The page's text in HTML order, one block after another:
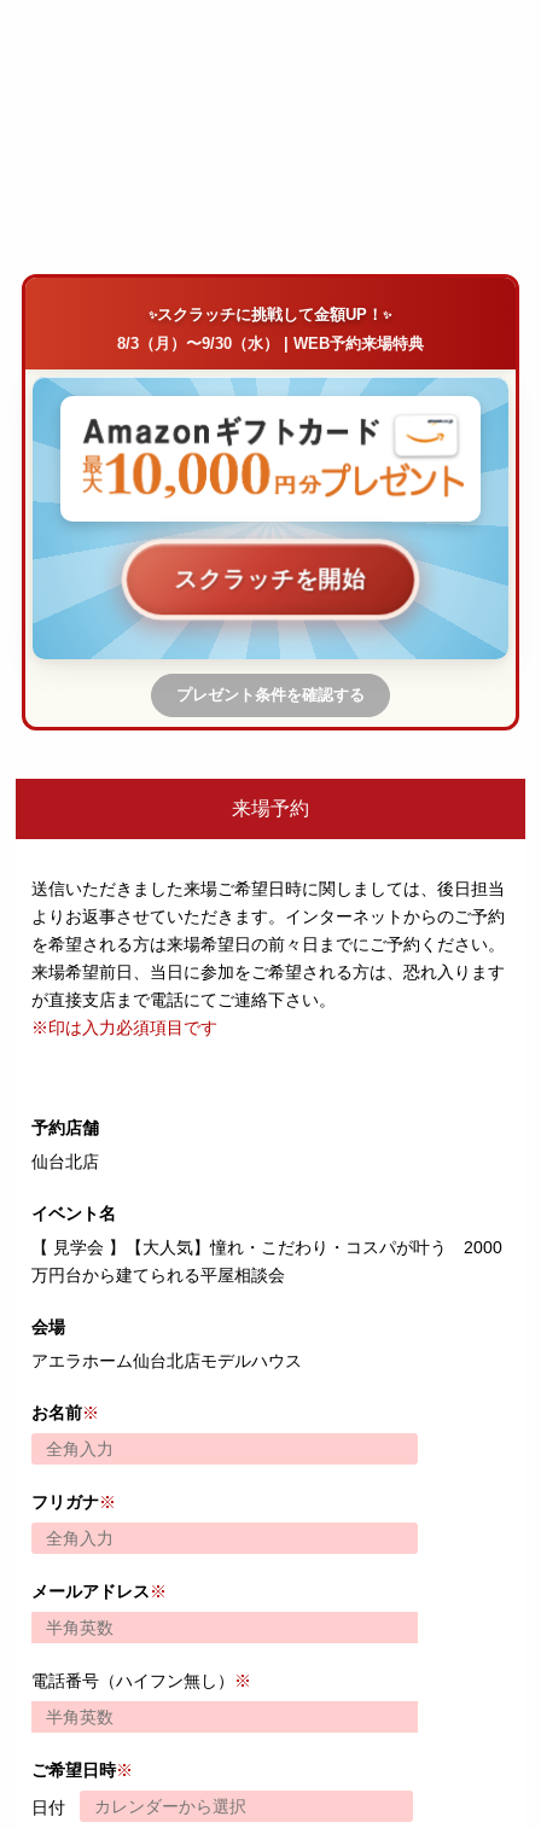
スクラッチに挑戦して金額UP！
8/3（月）〜9/30（水） | WEB予約来場特典
スクラッチを開始
プレゼント条件を確認する
来場予約
送信いただきました来場ご希望日時に関しましては、後日担当
よりお返事させていただきます。 インターネットからのご予約
を希望される方は来場希望日の前々日までにご予約ください。
来場希望前日、当日に参加をご希望される方は、恐れ入ります
が直接支店まで電話にてご連絡下さい。
※印は入力必須項目です
予約店舗
仙台北店
イベント名
【 見学会 】【大人気】憧れ・こだわり・コスパが叶う 2000
万円台から建てられる平屋相談会
会場
アエラホーム仙台北店モデルハウス
お名前※
フリガナ※
メールアドレス※
電話番号（ハイフン無し） ※
ご希望日時※
日付